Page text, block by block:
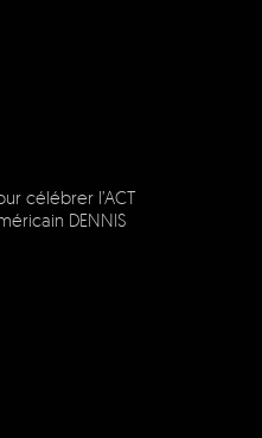
célébrer l’ACT
DENNIS